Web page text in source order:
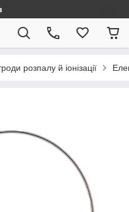
розпалу й іонізації